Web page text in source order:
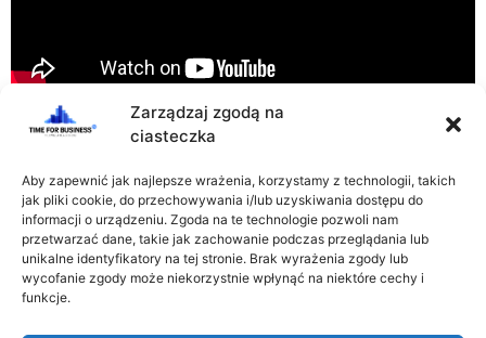
Zarządzaj zgodą na
ciasteczka
Aby zapewnić jak najlepsze wrażenia, korzystamy z technologii, takich
jak pliki cookie, do przechowywania i/lub uzyskiwania dostępu do
informacji o urządzeniu. Zgoda na te technologie pozwoli nam
przetwarzać dane, takie jak zachowanie podczas przeglądania lub
unikalne identyfikatory na tej stronie. Brak wyrażenia zgody lub
wycofanie zgody może niekorzystnie wpłynąć na niektóre cechy i
funkcje.REGULAMIN